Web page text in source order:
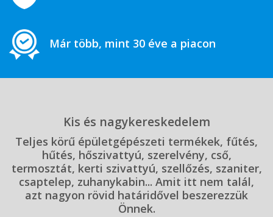
Már több, mint 30 éve a piacon
Kis és nagykereskedelem
Teljes körű épületgépészeti termékek, fűtés,
hűtés, hőszivattyú, szerelvény, cső,
termosztát, kerti szivattyú, szellőzés, szaniter,
csaptelep, zuhanykabin... Amit itt nem talál,
azt nagyon rövid határidővel beszerezzük
Önnek.